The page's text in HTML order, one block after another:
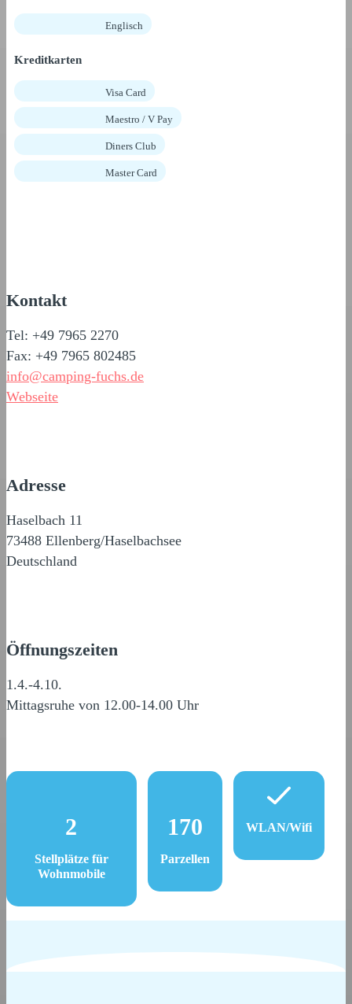
Englisch
Kreditkarten
Visa Card
Maestro / V Pay
Diners Club
Master Card
Kontakt
Tel: +49 7965 2270
Fax: +49 7965 802485
info@camping-fuchs.de
Webseite
Adresse
Haselbach 11
73488 Ellenberg/Haselbachsee
Deutschland
Öffnungszeiten
1.4.-4.10.
Mittagsruhe von 12.00-14.00 Uhr
2
Stellplätze für
Wohnmobile
170
Parzellen
WLAN/Wifi